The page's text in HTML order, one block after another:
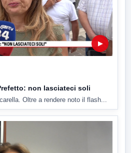
▶
non lasciateci soli
Oltre a rendere noto il flash...